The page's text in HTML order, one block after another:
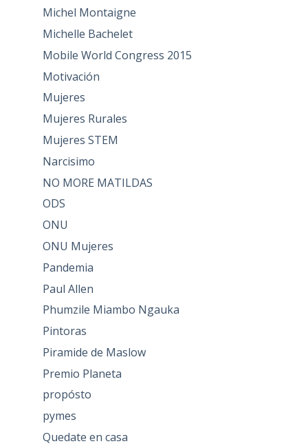
Michel Montaigne
Michelle Bachelet
Mobile World Congress 2015
Motivación
Mujeres
Mujeres Rurales
Mujeres STEM
Narcisimo
NO MORE MATILDAS
ODS
ONU
ONU Mujeres
Pandemia
Paul Allen
Phumzile Miambo Ngauka
Pintoras
Piramide de Maslow
Premio Planeta
propósto
pymes
Quedate en casa